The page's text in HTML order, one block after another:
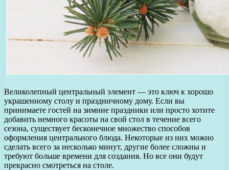
Великолепный центральный элемент — это ключ к хорошо
украшенному столу и праздничному дому. Если вы
принимаете гостей на зимние праздники или просто хотите
добавить немного красоты на свой стол в течение всего
сезона, существует бесконечное множество способов
оформления центрального блюда. Некоторые из них можно
сделать всего за несколько минут, другие более сложны и
требуют больше времени для создания. Но все они будут
прекрасно смотреться на столе.